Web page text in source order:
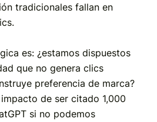
tradicionales fallan en
es: ¿estamos dispuestos
que no genera clics
preferencia de marca?
de ser citado 1,000
si no podemos